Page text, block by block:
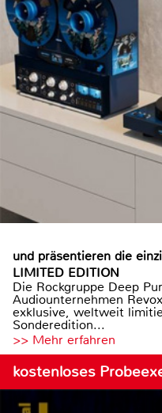
und präsentieren die
LIMITED EDITION
Die Rockgruppe Deep
Audiounternehmen
exklusive, weltweit
Sonderedition...
>> Mehr erfahren
kostenloses